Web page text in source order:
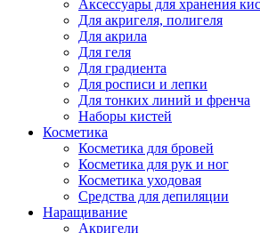
Аксессуары для хранения
Для акригеля, полигеля
Для акрила
Для геля
Для градиента
Для росписи и лепки
Для тонких линий и френча
Наборы кистей
Косметика
Косметика для бровей
Косметика для рук и ног
Косметика уходовая
Средства для депиляции
Наращивание
Акригели